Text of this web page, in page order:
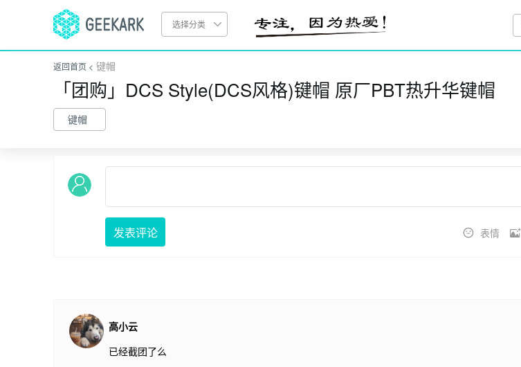
选择分类
返回首页 < 键帽
「团购」DCS Style(DCS风格)键帽 原厂PBT热升华键帽
键帽
发表评论 表情
高小云
已经截团了么